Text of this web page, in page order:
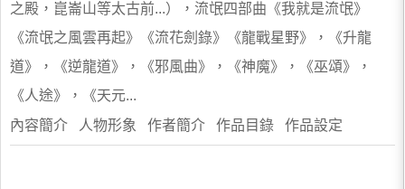
之殿，崑崙山等太古前...），流氓四部曲《我就是流氓》
《流氓之風雲再起》《流花劍錄》《龍戰星野》，《升龍
道》，《逆龍道》，《邪風曲》，《神魔》，《巫頌》，
《人途》，《天元...
內容簡介 人物形象 作者簡介 作品目錄 作品設定